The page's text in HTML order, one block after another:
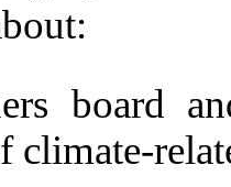
board
climate-